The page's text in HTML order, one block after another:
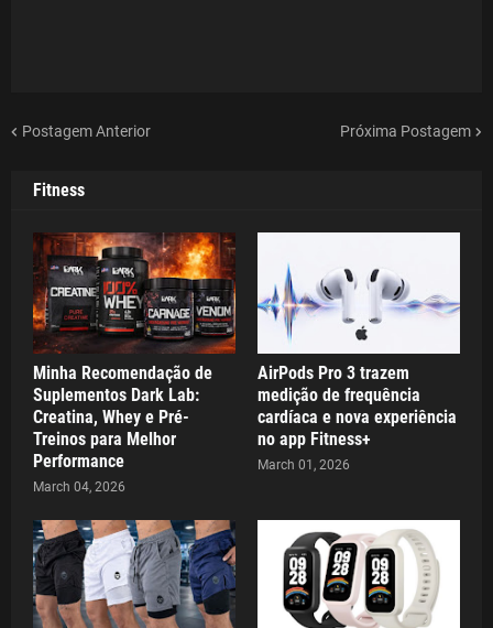
Postagem Anterior Próxima Postagem
Fitness
Minha Recomendação de
Suplementos Dark Lab:
Creatina, Whey e Pré-
Treinos para Melhor
Performance
March 04, 2026
AirPods Pro 3 trazem
medição de frequência
cardíaca e nova experiência
no app Fitness+
March 01, 2026